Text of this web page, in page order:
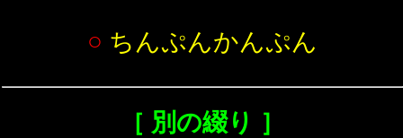
○ ちんぷんかんぷん
［ 別の綴り ］